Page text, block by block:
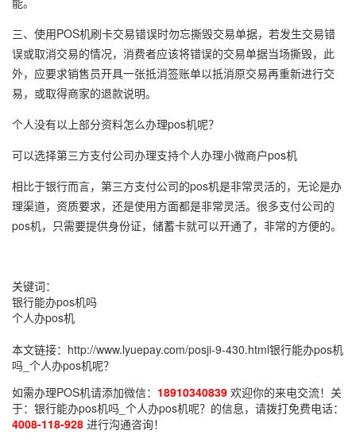
三、使用POS机刷卡交易错误时勿忘撕毁交易单据，若发生交易错
误或取消交易的情况，消费者应该将错误的交易单据当场撕毁，此
外，应要求销售员开具一张抵消签账单以抵消原交易再重新进行交
易，或取得商家的退款说明。
个人没有以上部分资料怎么办理pos机呢？
可以选择第三方支付公司办理支持个人办理小微商户pos机
相比于银行而言，第三方支付公司的pos机是非常灵活的，无论是办
理渠道，资质要求，还是使用方面都是非常灵活。很多支付公司的
pos机，只需要提供身份证，储蓄卡就可以开通了，非常的方便的。
关键词：
银行能办pos机吗
个人办pos机
本文链接： http://www.lyuepay.com/posji-9-430.html银行能办pos机
吗_个人办pos机呢？
如需办理POS机请添加微信： 18910340839 欢迎你的来电交流！关
于： 银行能办pos机吗_个人办pos机呢？ 的信息，请拨打免费电话：
4008-118-928 进行沟通咨询！